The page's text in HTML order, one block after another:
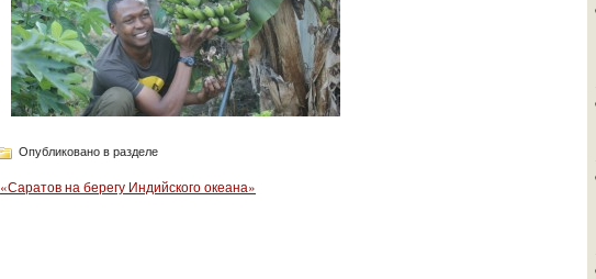
Опубликовано в разделе
«Саратов на берегу Индийского океана»